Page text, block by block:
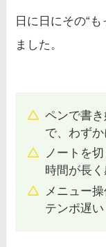
日に日にその“
ました。
ペンで書
で、わず
ノートを
時間が長
メニュー
テンポ遅い